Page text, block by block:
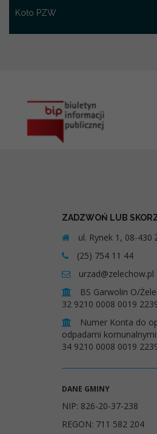
Koło PZW
ZADZWOŃ LUB
ul. Rynek 1, 08-430
(25) 754 11 44
urzad@zelechow.pl
BS Garwolin O/
32 9210 0008 0019
Numer Konta do
odpadami komunalnymi:
34 9210 0008 0019
DANE GMINY
NIP: 826-20-37-238
REGON: 711 582 204